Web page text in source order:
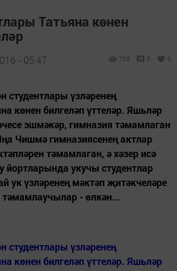
Татьяна көнен
- 05:47 705 0 0
студентлары үзләренең
көнен билгеләп үттеләр. Яшьләр
эшмәкәр, гимназия тәмамлаган
Чишмә гимназиясенең актлар
тәмамлаган, ә хәзер исә
йортларында укучы студентлар
ук үзләренең мәктәп җитәкчеләре
- өлкән...
студентлары үзләренең
көнен билгеләп үттеләр. Яшьләр